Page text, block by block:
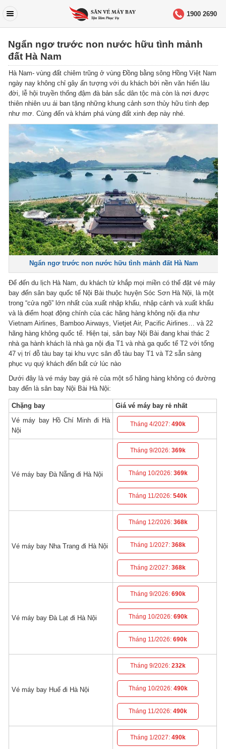
1900 2690
Ngẩn ngơ trước non nước hữu tình mảnh
đất Hà Nam
Hà Nam- vùng đất chiêm trũng ở vùng Đồng bằng sông Hồng Việt Nam
ngày nay không chỉ gây ấn tượng với du khách bởi nền văn hiến lâu
đời, lễ hội truyền thống đậm đà bản sắc dân tộc mà còn là nơi được
thiên nhiên ưu ái ban tặng những khung cảnh sơn thủy hữu tình đẹp
như mơ. Cùng đến và khám phá vùng đất xinh đẹp này nhé.
Ngẩn ngơ trước non nước hữu tình mảnh đất Hà Nam
Để đến du lịch Hà Nam, du khách từ khắp mọi miền có thể đặt vé máy
bay đến sân bay quốc tế Nội Bài thuộc huyện Sóc Sơn Hà Nội, là một
trong “cửa ngõ” lớn nhất của xuất nhập khẩu, nhập cảnh và xuất khẩu
và là điểm hoạt động chính của các hãng hàng không nội địa như
Vietnam Airlines, Bamboo Airways, Vietjet Air, Pacific Airlines… và 22
hãng hàng không quốc tế. Hiện tại, sân bay Nội Bài đang khai thác 2
nhà ga hành khách là nhà ga nội địa T1 và nhà ga quốc tế T2 với tổng
47 vị trí đỗ tàu bay tại khu vực sân đỗ tàu bay T1 và T2 sẵn sàng
phục vụ quý khách đến bất cứ lúc nào
Dưới đây là vé máy bay giá rẻ của một số hãng hàng không có đường
bay đến là sân bay Nội Bài Hà Nội:
Chặng bay
Giá vé máy bay rẻ nhất
Vé máy bay Hồ Chí Minh đi Hà
Nội
Tháng 4/2027:490k
Vé máy bay Đà Nẵng đi Hà Nội
Tháng 9/2026:369k
Tháng 10/2026: 369k
Tháng 11/2026:540k
Vé máy bay Nha Trang đi Hà Nội
Tháng 12/2026: 368k
Tháng 1/2027:368k
Tháng 2/2027:368k
Vé máy bay Đà Lạt đi Hà Nội
Tháng 9/2026:690k
Tháng 10/2026: 690k
Tháng 11/2026:690k
Vé máy bay Huế đi Hà Nội
Tháng 9/2026:232k
Tháng 10/2026: 490k
Tháng 11/2026:490k
Tháng 1/2027:490k